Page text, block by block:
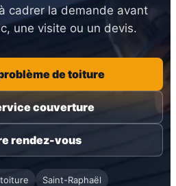
cadrer la demande avant
une visite ou un devis.
de toiture
couverture
rendez-vous
Saint-Raphaël